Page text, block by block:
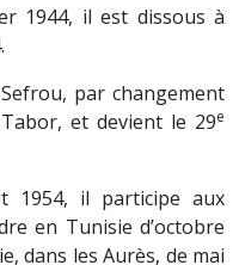
1944, il est dissous à
par changement
Tabor, et devient le 29e
1954, il participe aux
en Tunisie d’octobre
dans les Aurès, de mai